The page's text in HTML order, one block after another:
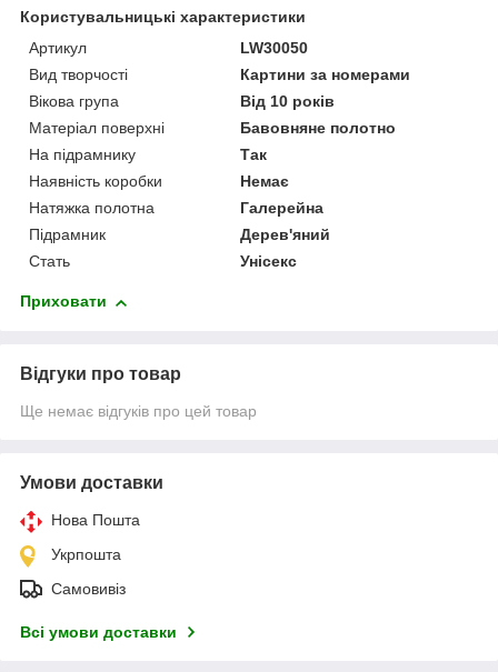
Користувальницькі характеристики
Артикул
LW30050
Вид творчості
Картини за номерами
Вікова група
Від 10 років
Матеріал поверхні
Бавовняне полотно
На підрамнику
Так
Наявність коробки
Немає
Натяжка полотна
Галерейна
Підрамник
Дерев'яний
Стать
Унісекс
Приховати
Відгуки про товар
Ще немає відгуків про цей товар
Умови доставки
Нова Пошта
Укрпошта
Самовивіз
Всі умови доставки